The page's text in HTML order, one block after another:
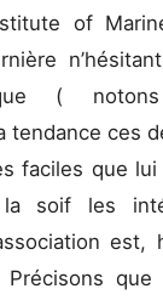
of
(
tendance ces
faciles que
soif les
est,
Précisons